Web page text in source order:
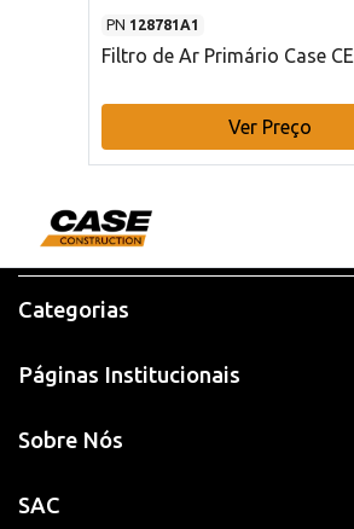
PN 128781A1
Filtro de Ar Primário Case CE
Ver Preço
Categorias
Páginas Institucionais
Sobre Nós
SAC